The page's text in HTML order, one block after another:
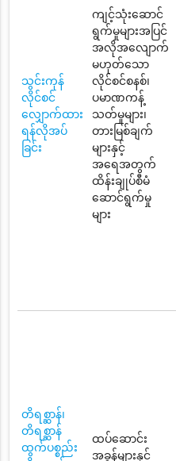
သွင်းကုန်
လိုင်စင်
လျှောက်ထား
ရန်လိုအပ်
ခြင်း
ကျင့်သုံးဆောင်
ရွက်မှုများအပြင်
အလိုအလျောက်
မဟုတ်သော
လိုင်စင်စနစ်၊
ပမာဏကန့်
သတ်မှုများ၊
တားမြစ်ချက်
များနှင့်
အရေအတွက်
ထိန်းချုပ်စီမံ
ဆောင်ရွက်မှု
များ
တိရစ္ဆာန်၊
တိရစ္ဆာန်
ထွက်ပစ္စည်း
ထပ်ဆောင်း
အခွန်များနှင့်